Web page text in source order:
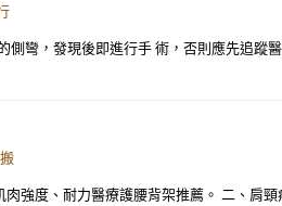
彎，發現後即進行手 術，否則應先追
強度、耐力醫療護腰背架推薦。 二、肩